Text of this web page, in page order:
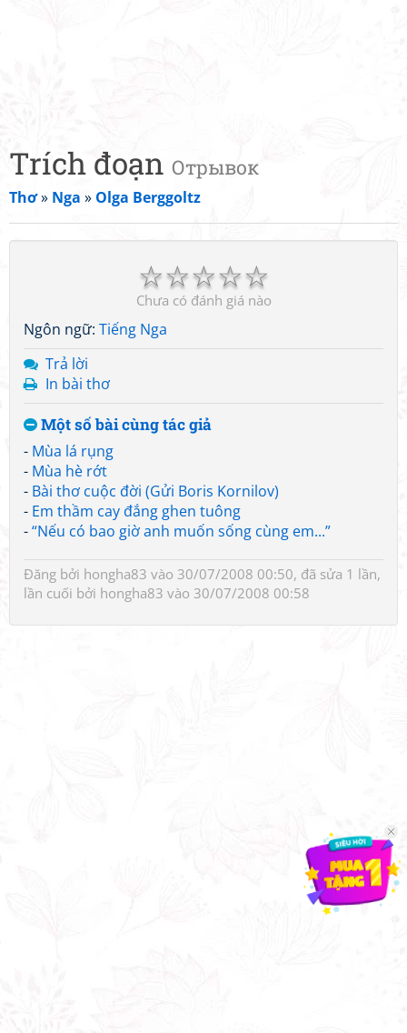
Trích đoạn Отрывок
Thơ» Nga » Olga Berggoltz
☆
☆
☆
☆
☆
Chưa có đánh giá nào
Ngôn ngữ: Tiếng Nga
Trả lời
In bài thơ
Một số bài cùng tác giả
- Mùa lá rụng
- Mùa hè rớt
- Bài thơ cuộc đời (Gửi Boris Kornilov)
- Em thầm cay đắng ghen tuông
-“Nếu có bao giờ anh muốn sống cùng em...”
Đăng bởi hongha83 vào 30/07/2008 00:50, đã sửa 1 lần,
lần cuối bởi hongha83 vào 30/07/2008 00:58